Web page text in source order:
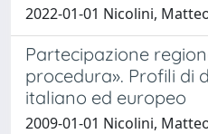
2022-01-01 Nicolini,
Partecipazione
procedura». Profili di
italiano ed europeo
2009-01-01 Nicolini,